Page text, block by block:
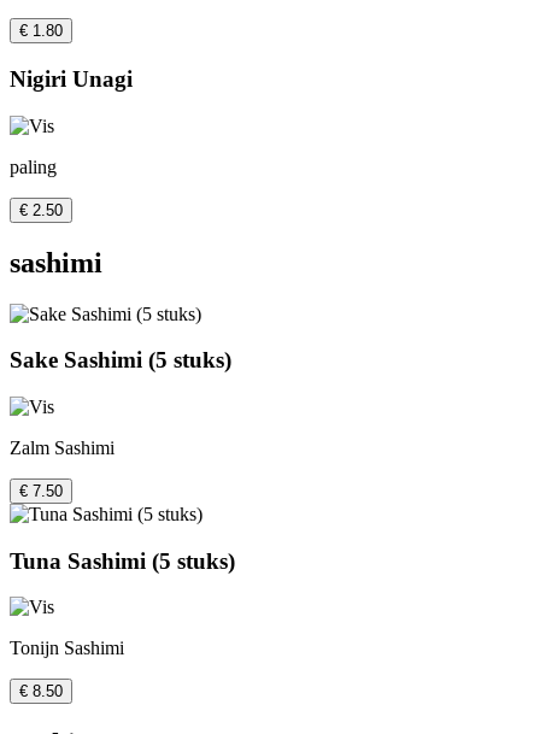
€ 1.80
Nigiri Unagi
paling
€ 2.50
sashimi
Sake Sashimi (5 stuks)
Zalm Sashimi
€ 7.50
Tuna Sashimi (5 stuks)
Tonijn Sashimi
€ 8.50